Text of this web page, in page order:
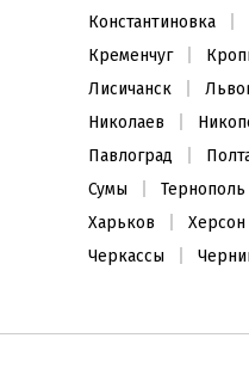
Константиновка
Кременчуг
Лисичанск
Николаев
Павлоград
Сумы
Тернополь
Харьков
Херсон
Черкассы